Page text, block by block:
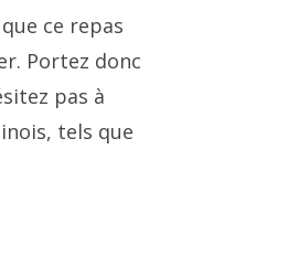
ce repas
Portez donc
pas à
tels que